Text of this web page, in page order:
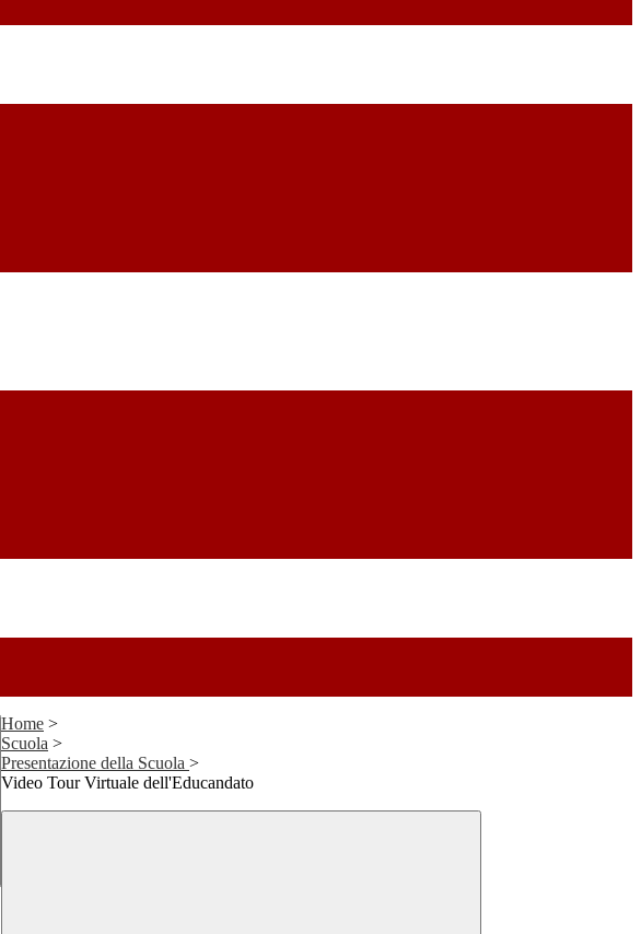
Home >
Scuola >
Presentazione della Scuola >
Video Tour Virtuale dell'Educandato